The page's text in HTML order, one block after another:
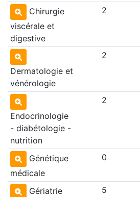
Chirurgie
viscérale et
digestive
2
Dermatologie et
vénérologie
2
Endocrinologie
- diabétologie -
nutrition
2
Génétique
médicale
0
Gériatrie 5